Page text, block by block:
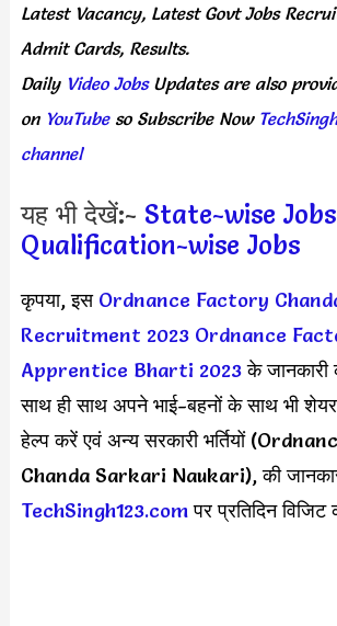
Latest Vacancy, Latest Govt Jobs
Admit Cards, Results.
Daily Video JobsUpdates are also
on YouTubeso Subscribe Now
channel
यह भी देखें:- State-wise Jobs
Qualification-wise Jobs
कृपया, इस Ordnance Factory
Recruitment 2023 Ordnance
Apprentice Bharti 2023के जानकारी
साथ ही साथ अपने भाई-बहनों के साथ भी
हेल्प करें एवं अन्य सरकारी भर्तियों
Chanda Sarkari Naukari), की
TechSingh123.comपर प्रतिदिन विजिट